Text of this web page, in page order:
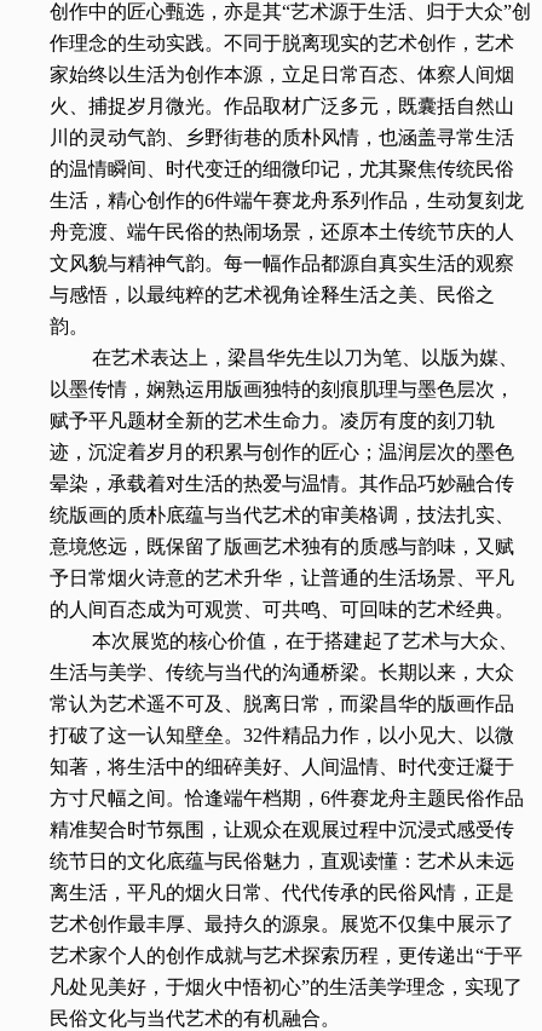
创作中的匠心甄选，亦是其“艺术源于生活、归于大众”创
作理念的生动实践。不同于脱离现实的艺术创作，艺术
家始终以生活为创作本源，立足日常百态、体察人间烟
火、捕捉岁月微光。作品取材广泛多元，既囊括自然山
川的灵动气韵、乡野街巷的质朴风情，也涵盖寻常生活
的温情瞬间、时代变迁的细微印记，尤其聚焦传统民俗
生活，精心创作的6件端午赛龙舟系列作品，生动复刻龙
舟竞渡、端午民俗的热闹场景，还原本土传统节庆的人
文风貌与精神气韵。每一幅作品都源自真实生活的观察
与感悟，以最纯粹的艺术视角诠释生活之美、民俗之
韵。
在艺术表达上，梁昌华先生以刀为笔、以版为媒、
以墨传情，娴熟运用版画独特的刻痕肌理与墨色层次，
赋予平凡题材全新的艺术生命力。凌厉有度的刻刀轨
迹，沉淀着岁月的积累与创作的匠心；温润层次的墨色
晕染，承载着对生活的热爱与温情。其作品巧妙融合传
统版画的质朴底蕴与当代艺术的审美格调，技法扎实、
意境悠远，既保留了版画艺术独有的质感与韵味，又赋
予日常烟火诗意的艺术升华，让普通的生活场景、平凡
的人间百态成为可观赏、可共鸣、可回味的艺术经典。
本次展览的核心价值，在于搭建起了艺术与大众、
生活与美学、传统与当代的沟通桥梁。长期以来，大众
常认为艺术遥不可及、脱离日常，而梁昌华的版画作品
打破了这一认知壁垒。32件精品力作，以小见大、以微
知著，将生活中的细碎美好、人间温情、时代变迁凝于
方寸尺幅之间。恰逢端午档期，6件赛龙舟主题民俗作品
精准契合时节氛围，让观众在观展过程中沉浸式感受传
统节日的文化底蕴与民俗魅力，直观读懂：艺术从未远
离生活，平凡的烟火日常、代代传承的民俗风情，正是
艺术创作最丰厚、最持久的源泉。展览不仅集中展示了
艺术家个人的创作成就与艺术探索历程，更传递出“于平
凡处见美好，于烟火中悟初心”的生活美学理念，实现了
民俗文化与当代艺术的有机融合。